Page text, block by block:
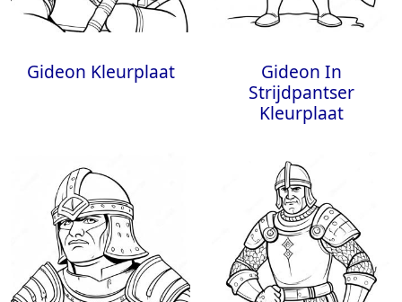
Gideon Kleurplaat
Gideon In
Strijdpantser
Kleurplaat